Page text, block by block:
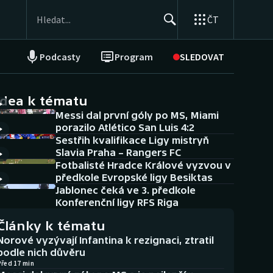
ČT
Podcasty Program SLEDOVAT
NEPŘEHLÉDNĚTE
Historické návraty
Aplikace ČT sport
AZ kvíz
k tématu
Messi dal první góly po MS, Miami
porazilo Atlético San Luis 4:2
Sestřih kvalifikace Ligy mistryň
Slavia Praha – Rangers FC
Fotbalisté Hradce Králové vyzvou v
předkole Evropské ligy Besiktas
Jablonec čeká ve 3. předkole
Konferenční ligy RFS Riga
k tématu
vyzývají Infantina k rezignaci, ztratil
nich důvěru
17 min